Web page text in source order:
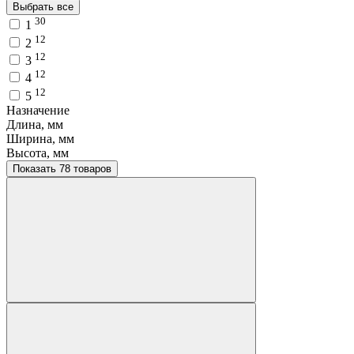
Выбрать все
1 30
2 12
3 12
4 12
5 12
Назначение
Длина, мм
Ширина, мм
Высота, мм
Показать 78 товаров